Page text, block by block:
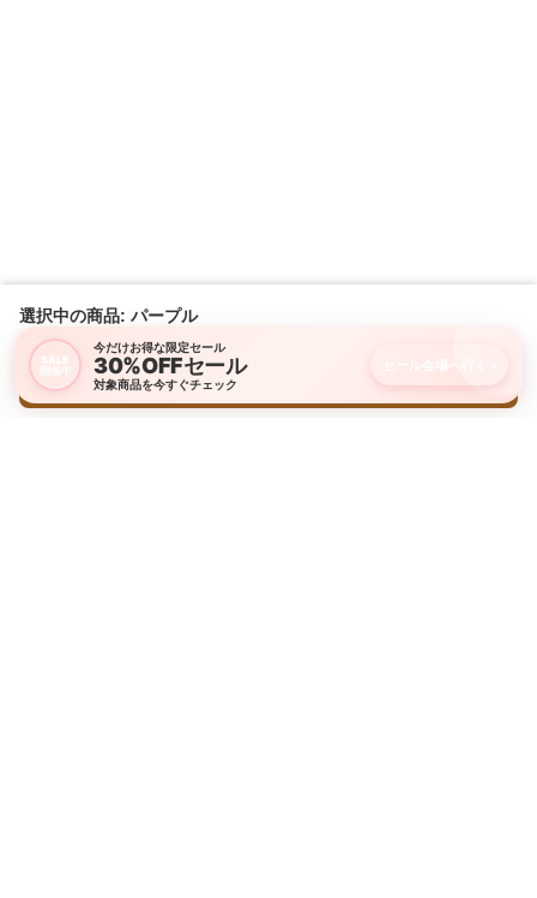
SALE
開催中
今だけお得な限定セール
30%OFFセール
対象商品を今すぐチェック
セール会場へ行く
選択中の商品: パープル
購入画面に進む